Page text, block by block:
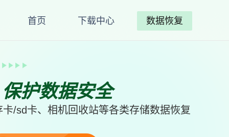
首页 下载中心 数据恢复
护数据安全
/sd卡、相机回收站等各类存储数据恢复